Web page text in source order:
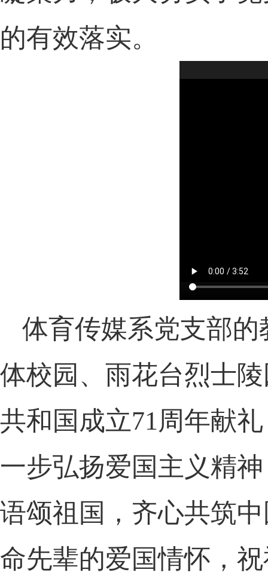
的有效落实。
体育传媒系党支部
体校园、雨花台烈士
共和国成立71周年献
一步弘扬爱国主义精
语颂祖国，齐心共筑
命先辈的爱国情怀，